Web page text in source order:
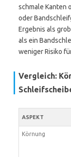
schmale Kanten
oder
Ergebnis als
als ein
weniger Risiko
Vergleich:
ASPEKT
Körnung